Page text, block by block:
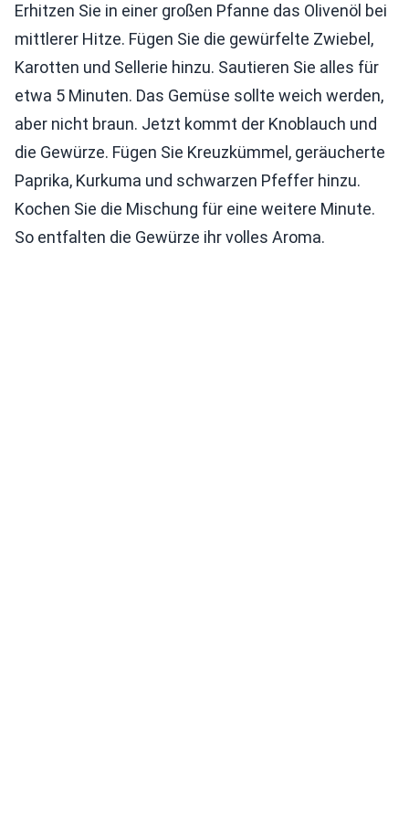
Erhitzen Sie in einer großen Pfanne das Olivenöl bei
mittlerer Hitze. Fügen Sie die gewürfelte Zwiebel,
Karotten und Sellerie hinzu. Sautieren Sie alles für
etwa 5 Minuten. Das Gemüse sollte weich werden,
aber nicht braun. Jetzt kommt der Knoblauch und
die Gewürze. Fügen Sie Kreuzkümmel, geräucherte
Paprika, Kurkuma und schwarzen Pfeffer hinzu.
Kochen Sie die Mischung für eine weitere Minute.
So entfalten die Gewürze ihr volles Aroma.